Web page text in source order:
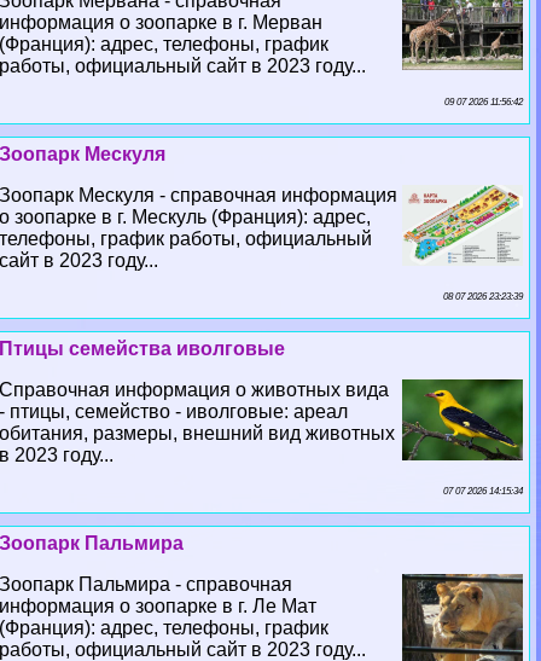
информация о зоопарке в г. Мерван
(Франция): адрес, телефоны, график
работы, официальный сайт в 2023 году...
09 07 2026 11:56:42
Зоопарк Мескуля
Зоопарк Мескуля - справочная информация
о зоопарке в г. Мескуль (Франция): адрес,
телефоны, график работы, официальный
сайт в 2023 году...
08 07 2026 23:23:39
Птицы семейства иволговые
Справочная информация о животных вида
- птицы, семейство - иволговые: ареал
обитания, размеры, внешний вид животных
в 2023 году...
07 07 2026 14:15:34
Зоопарк Пальмира
Зоопарк Пальмира - справочная
информация о зоопарке в г. Ле Мат
(Франция): адрес, телефоны, график
работы, официальный сайт в 2023 году...